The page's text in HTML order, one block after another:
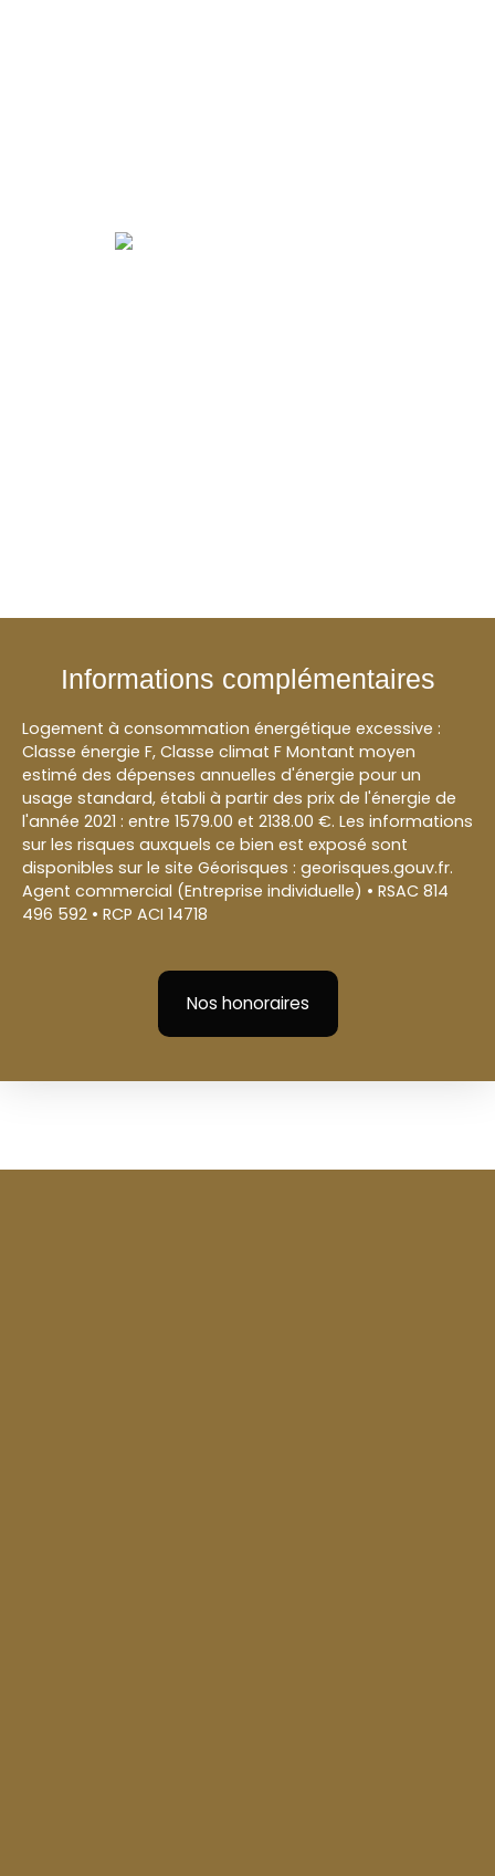
Informations complémentaires
Logement à consommation énergétique excessive :
Classe énergie F, Classe climat F Montant moyen
estimé des dépenses annuelles d'énergie pour un
usage standard, établi à partir des prix de l'énergie de
l'année 2021 : entre 1579.00 et 2138.00 €. Les informations
sur les risques auxquels ce bien est exposé sont
disponibles sur le site Géorisques : georisques.gouv.fr.
Agent commercial (Entreprise individuelle) • RSAC 814
496 592 • RCP ACI 14718
Nos honoraires